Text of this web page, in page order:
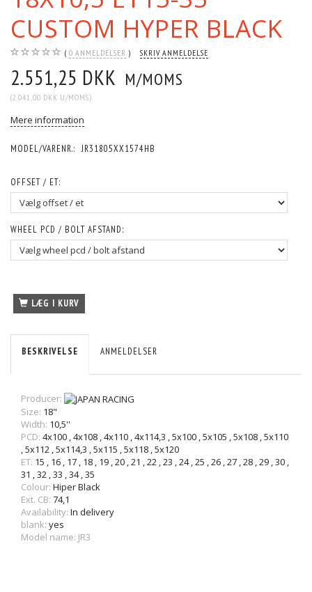
CUSTOM HYPER BLACK
0 ANMELDELSER SKRIV ANMELDELSE
2.551,25 DKK M/MOMS
(2.041,00 DKK U/MOMS)
Mere information
MODEL/VARENR.: JR31805XX1574HB
OFFSET / ET:
WHEEL PCD / BOLT AFSTAND:
LÆG I KURV
BESKRIVELSE ANMELDELSER
Producer:
Size: 18"
Width: 10,5''
PCD: 4x100 ,4x108 ,4x110 ,4x114,3 ,5x100 ,5x105 ,5x108 ,5x110
,5x112 ,5x114,3 ,5x115 ,5x118 ,5x120
ET: 15 , 16 , 17 , 18 , 19 ,20 ,21 ,22 ,23 ,24,25 ,26 ,27 ,28 ,29 ,30 ,
31 ,32 ,33 ,34,35
Colour: Hiper Black
Ext. CB: 74,1
Availability: In delivery
blank: yes
Model name: JR3